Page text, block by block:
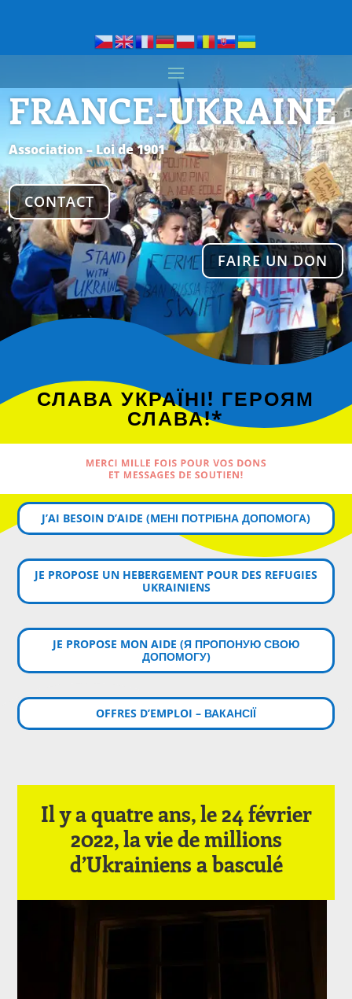
FRANCE-UKRAINE
Association – Loi de 1901
CONTACT
FAIRE UN DON
СЛАВА УКРАЇНІ! ГЕРОЯМ
СЛАВА!*
MERCI MILLE FOIS POUR VOS DONS
ET MESSAGES DE SOUTIEN!
J’AI BESOIN D’AIDE (MЕНІ ПОТРІБНА ДОПОМОГА)
JE PROPOSE UN HEBERGEMENT POUR DES REFUGIES
UKRAINIENS
JE PROPOSE MON AIDE (Я ПРОПОНУЮ СВОЮ
ДОПОМОГУ)
OFFRES D’EMPLOI – ВАКАНСІЇ
Il y a quatre ans, le 24 février
2022, la vie de millions
d’Ukrainiens a basculé